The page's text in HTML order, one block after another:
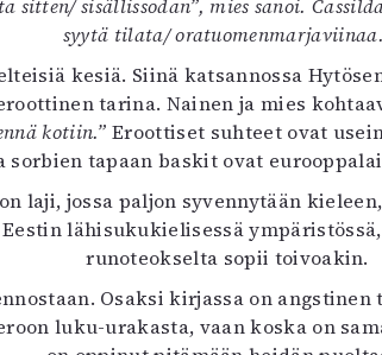
sitten/ sisällissodan”, mies sanoi.
syytä tilata/
kesiä. Siinä katsannossa
tarina. Nainen ja mies
kotiin.” Eroottiset suhteet ovat
tapaan baskit ovat
laji, jossa paljon syvennytään
lähisukukielisessä
runoteokselta sopii toivoakin.
Osaksi kirjassa on
luku-urakasta, vaan koska on